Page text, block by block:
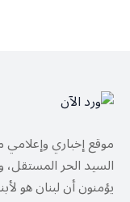
موقع إخباري وإعلامي
السيد الحر
يؤمنون أن لبنان هو